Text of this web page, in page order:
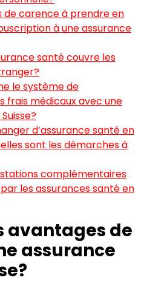
de carence à prendre en
à une assurance
santé couvre les
le système de
frais médicaux avec une
d’assurance santé en
sont les démarches à
complémentaires
les assurances santé en
avantages de
assurance